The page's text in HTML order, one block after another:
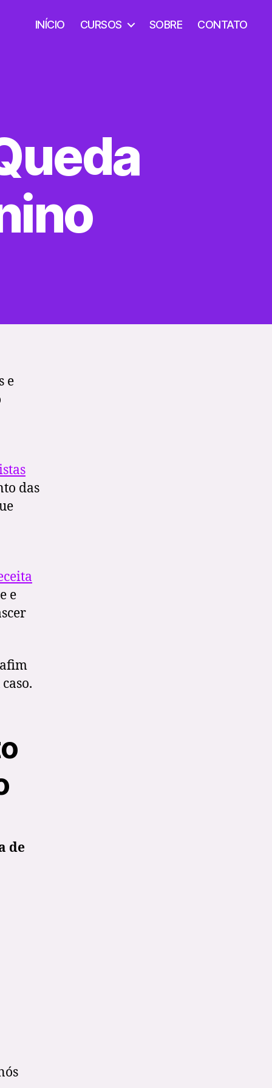
INÍCIO CURSOS SOBRE CONTATO
e
das
e
de